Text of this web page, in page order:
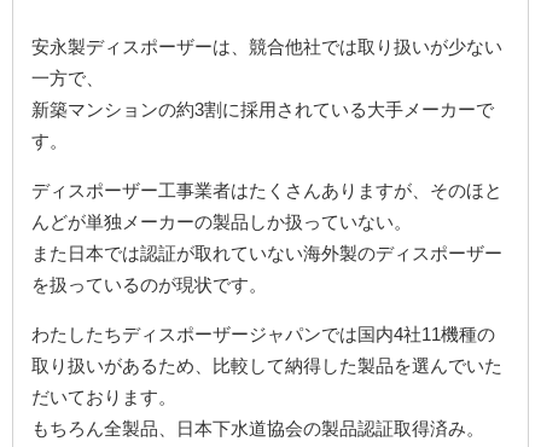
安永製ディスポーザーは、競合他社では取り扱いが少ない
一方で、
新築マンションの約3割に採用されている大手メーカーで
す。
ディスポーザー工事業者はたくさんありますが、そのほと
んどが単独メーカーの製品しか扱っていない。
また日本では認証が取れていない海外製のディスポーザー
を扱っているのが現状です。
わたしたちディスポーザージャパンでは国内4社11機種の
取り扱いがあるため、比較して納得した製品を選んでいた
だいております。
もちろん全製品、日本下水道協会の製品認証取得済み。